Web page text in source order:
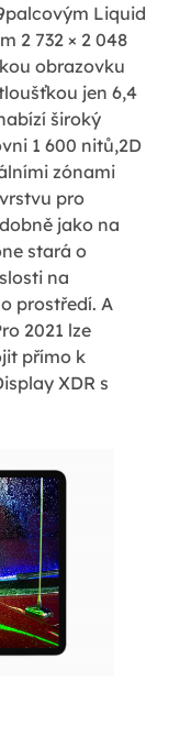
Liquid
2 732 × 2 048
obrazovku
jen 6,4
široký
1 600 nitů,2D
zónami
pro
jako na
stará o
na
prostředí. A
2021 lze
přímo k
XDR s